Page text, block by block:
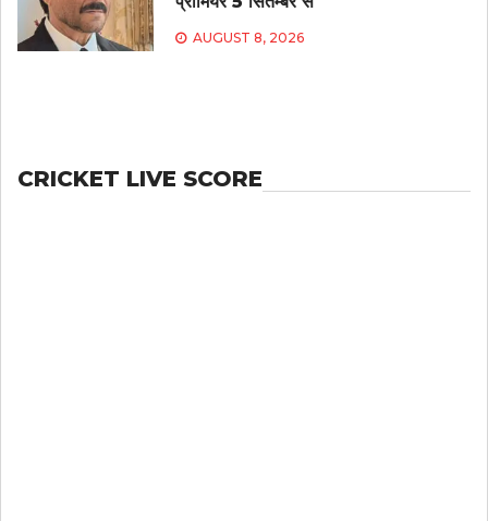
AUGUST 8, 2026
CRICKET LIVE SCORE